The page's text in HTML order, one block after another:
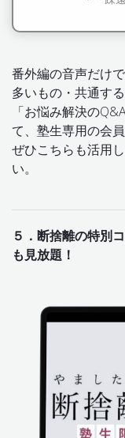
番外編の音声だけ
多いもの・共通す
「お悩み解決の
て、塾生専用の会
ぜひこちらも活用
い。
５．断捨離の特別
も見放題！